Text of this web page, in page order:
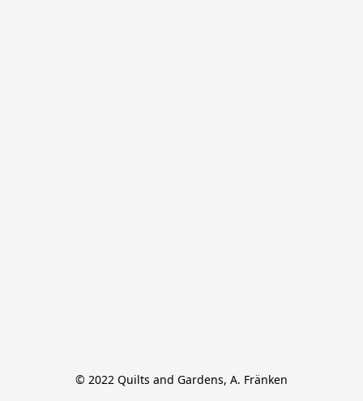
© 2022 Quilts and Gardens, A. Fränken